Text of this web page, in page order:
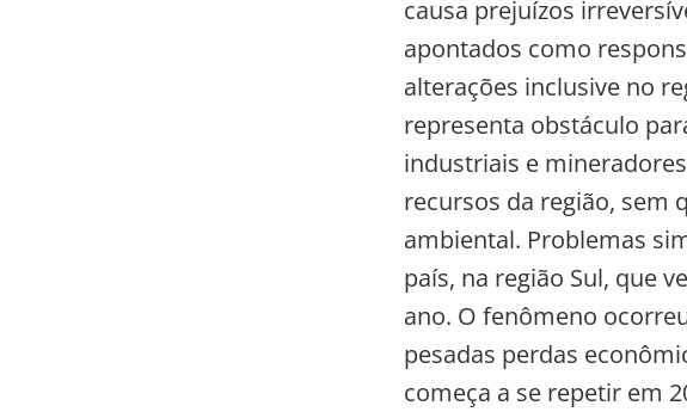
causa prejuízos
apontados como
alterações inclusive no
representa obstáculo
industriais e
recursos da região, sem
ambiental. Problemas
país, na região Sul, que
ano. O fenômeno
pesadas perdas
começa a se repetir em